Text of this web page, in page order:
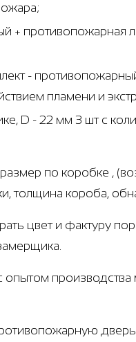
+ противопожарная
-
пламени и
D - 22 мм 3 шт с
по коробке ,
толщина короба,
цвет и фактуру
производства